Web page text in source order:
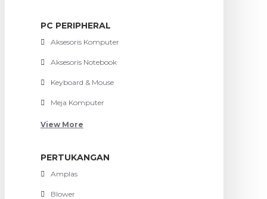
PC PERIPHERAL
Aksesoris Komputer
Aksesoris Notebook
Keyboard & Mouse
Meja Komputer
View More
PERTUKANGAN
Amplas
Blower